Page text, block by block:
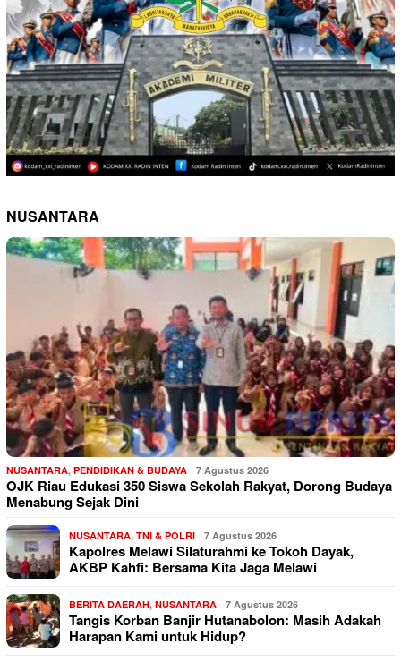
NUSANTARA
NUSANTARA, PENDIDIKAN & BUDAYA 7 Agustus 2026
OJK Riau Edukasi 350 Siswa Sekolah Rakyat, Dorong Budaya
Menabung Sejak Dini
NUSANTARA, TNI & POLRI 7 Agustus 2026
Kapolres Melawi Silaturahmi ke Tokoh Dayak,
AKBP Kahfi: Bersama Kita Jaga Melawi
BERITA DAERAH, NUSANTARA 7 Agustus 2026
Tangis Korban Banjir Hutanabolon: Masih Adakah
Harapan Kami untuk Hidup?